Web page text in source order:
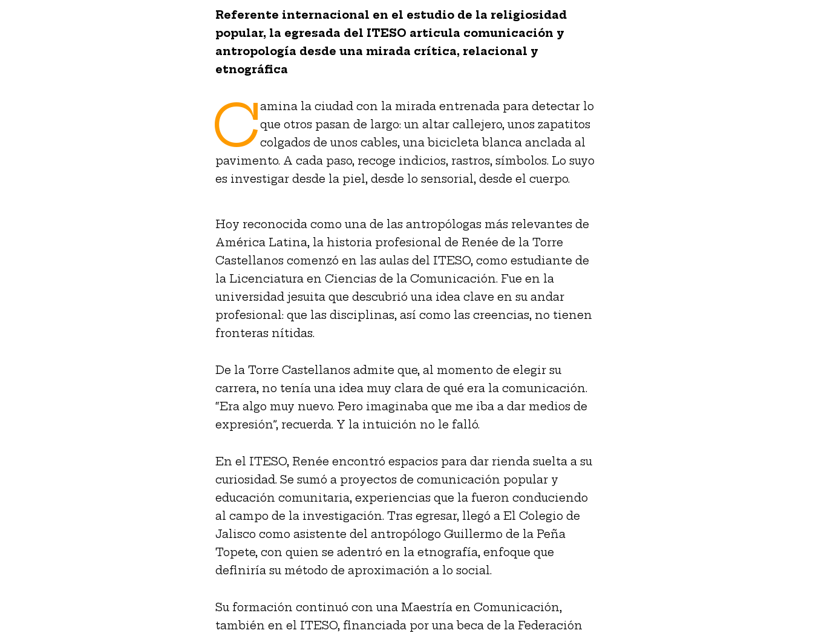
Referente internacional en el estudio de la religiosidad
popular, la egresada del ITESO articula comunicación y
antropología desde una mirada crítica, relacional y
etnográfica
Camina la ciudad con la mirada entrenada para detectar lo
que otros pasan de largo: un altar callejero, unos zapatitos
colgados de unos cables, una bicicleta blanca anclada al
pavimento. A cada paso, recoge indicios, rastros, símbolos. Lo suyo
es investigar desde la piel, desde lo sensorial, desde el cuerpo.
Hoy reconocida como una de las antropólogas más relevantes de
América Latina, la historia profesional de Renée de la Torre
Castellanos comenzó en las aulas del ITESO, como estudiante de
la Licenciatura en Ciencias de la Comunicación. Fue en la
universidad jesuita que descubrió una idea clave en su andar
profesional: que las disciplinas, así como las creencias, no tienen
fronteras nítidas.
De la Torre Castellanos admite que, al momento de elegir su
carrera, no tenía una idea muy clara de qué era la comunicación.
“Era algo muy nuevo. Pero imaginaba que me iba a dar medios de
expresión”, recuerda. Y la intuición no le falló.
En el ITESO, Renée encontró espacios para dar rienda suelta a su
curiosidad. Se sumó a proyectos de comunicación popular y
educación comunitaria, experiencias que la fueron conduciendo
al campo de la investigación. Tras egresar, llegó a El Colegio de
Jalisco como asistente del antropólogo Guillermo de la Peña
Topete, con quien se adentró en la etnografía, enfoque que
definiría su método de aproximación a lo social.
Su formación continuó con una Maestría en Comunicación,
también en el ITESO, financiada por una beca de la Federación